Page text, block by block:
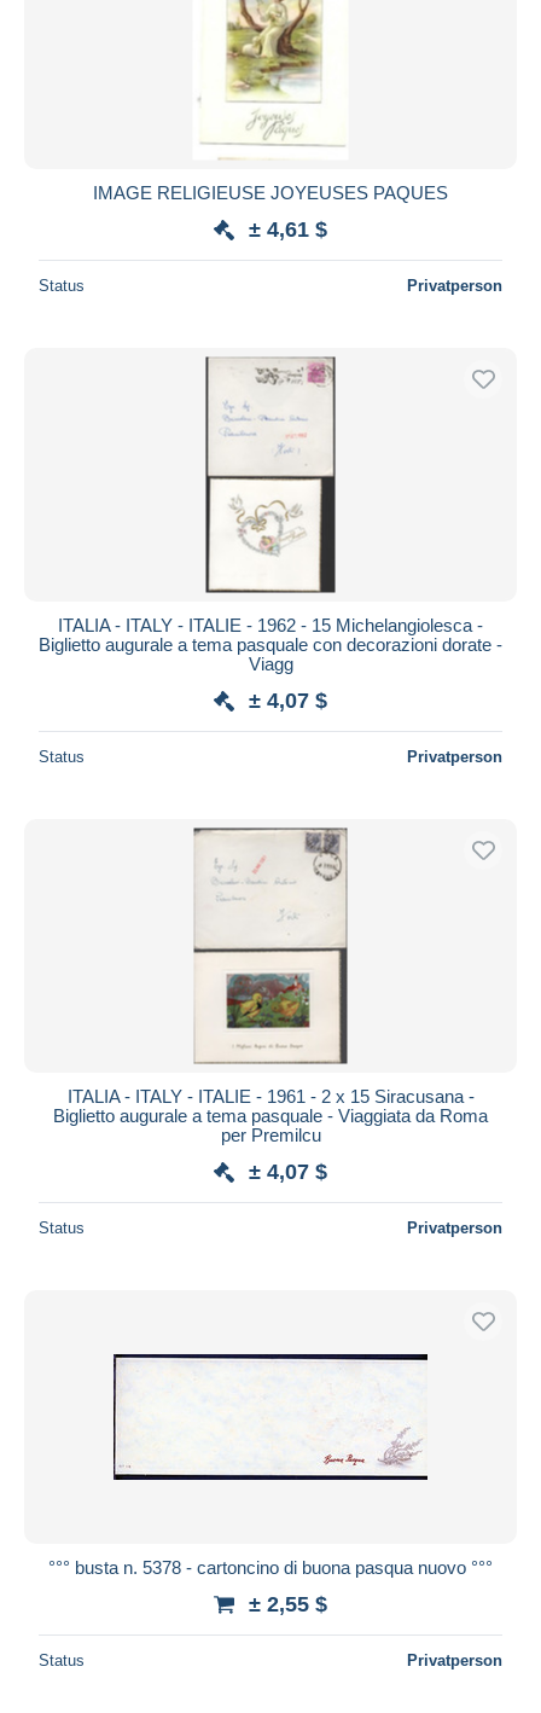
IMAGE RELIGIEUSE JOYEUSES PAQUES
± 4,61 $
Status Privatperson
ITALIA - ITALY - ITALIE - 1962 - 15 Michelangiolesca -
Biglietto augurale a tema pasquale con decorazioni dorate -
Viagg
± 4,07 $
Status Privatperson
ITALIA - ITALY - ITALIE - 1961 - 2 x 15 Siracusana -
Biglietto augurale a tema pasquale - Viaggiata da Roma
per Premilcu
± 4,07 $
Status Privatperson
°°° busta n. 5378 - cartoncino di buona pasqua nuovo °°°
± 2,55 $
Status Privatperson